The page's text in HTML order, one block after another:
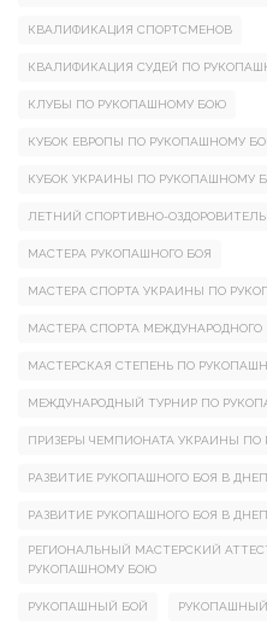
КВАЛИФИКАЦИЯ СПОРТСМЕНОВ
КВАЛИФИКАЦИЯ СУДЕЙ ПО
КЛУБЫ ПО РУКОПАШНОМУ БОЮ
КУБОК ЕВРОПЫ ПО РУКОПАШНОМУ
КУБОК УКРАИНЫ ПО РУКОПАШНОМУ
ЛЕТНИЙ СПОРТИВНО-
МАСТЕРА РУКОПАШНОГО БОЯ
МАСТЕРА СПОРТА УКРАИНЫ ПО
МАСТЕРА СПОРТА
МАСТЕРСКАЯ СТЕПЕНЬ ПО
МЕЖДУНАРОДНЫЙ ТУРНИР ПО
ПРИЗЕРЫ ЧЕМПИОНАТА УКРАИНЫ
РАЗВИТИЕ РУКОПАШНОГО БОЯ В
РАЗВИТИЕ РУКОПАШНОГО БОЯ В
РЕГИОНАЛЬНЫЙ МАСТЕРСКИЙ
РУКОПАШНОМУ БОЮ
РУКОПАШНЫЙ БОЙ